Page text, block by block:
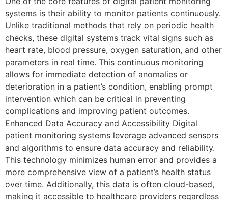
systems is their ability to monitor patients continuously.
Unlike traditional methods that rely on periodic health
checks, these digital systems track vital signs such as
heart rate, blood pressure, oxygen saturation, and other
parameters in real time. This continuous monitoring
allows for immediate detection of anomalies or
deterioration in a patient’s condition, enabling prompt
intervention which can be critical in preventing
complications and improving patient outcomes.
Enhanced Data Accuracy and Accessibility Digital
patient monitoring systems leverage advanced sensors
and algorithms to ensure data accuracy and reliability.
This technology minimizes human error and provides a
more comprehensive view of a patient’s health status
over time. Additionally, this data is often cloud-based,
making it accessible to healthcare providers regardless